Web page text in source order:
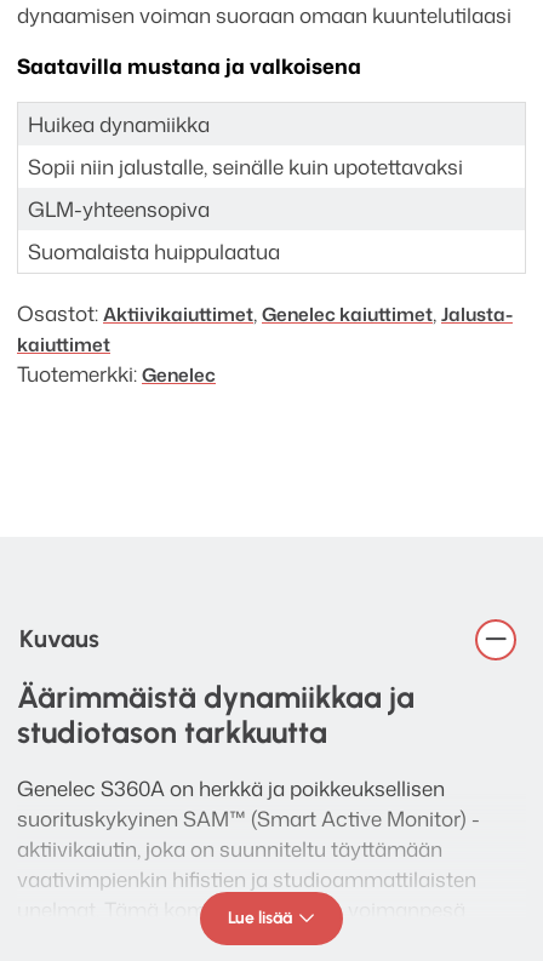
dynaamisen voiman suoraan omaan kuuntelutilaasi
Saatavilla mustana ja valkoisena
Huikea dynamiikka
Sopii niin jalustalle, seinälle kuin upotettavaksi
GLM-yhteensopiva
Suomalaista huippulaatua
Osastot:Aktiivi­kaiuttimet,Genelec kaiuttimet,Jalusta­
kaiuttimet
Tuotemerkki:Genelec
Kuvaus
Äärimmäistä dynamiikkaa ja
studiotason tarkkuutta
Genelec S360A on herkkä ja poikkeuksellisen
suorituskykyinen SAM™ (Smart Active Monitor) -
aktiivikaiutin, joka on suunniteltu täyttämään
vaativimpienkin hifistien ja studioammattilaisten
unelmat. Tämä kompaktin tyylikäs voimanpesä
yhdistää suuren luokan päämonitorien dynamiikan ja
Lue lisää